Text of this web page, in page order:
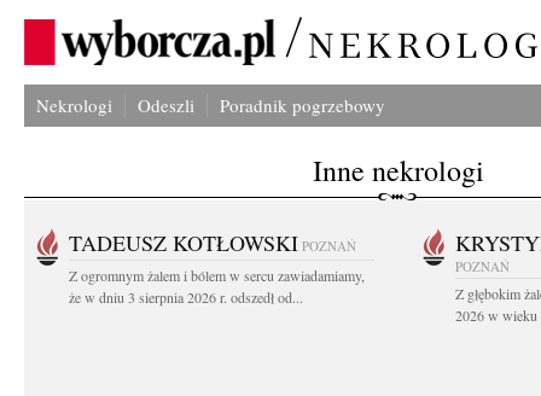
Nekrologi Odeszli Poradnik pogrzebowy
Inne nekrologi
TADEUSZ KOTŁOWSKI POZNAŃ
Z ogromnym żalem i bólem w sercu zawiadamiamy,
że w dniu 3 sierpnia 2026 r. odszedł od...
POZNAŃ
Z głębokim
2026 w wieku